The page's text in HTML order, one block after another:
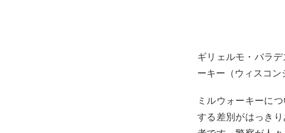
ギリェルモ・バラ
ーキー（ウィスコン
ミルウォーキーに
する差別がはっき